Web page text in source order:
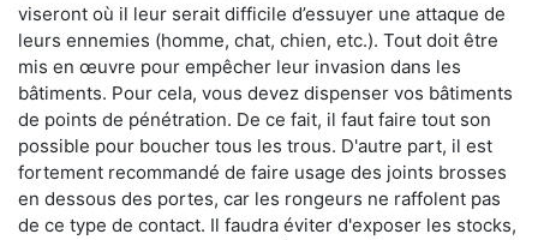
viseront où il leur serait difficile d’essuyer une attaque de
leurs ennemies (homme, chat, chien, etc.). Tout doit être
mis en œuvre pour empêcher leur invasion dans les
bâtiments. Pour cela, vous devez dispenser vos bâtiments
de points de pénétration. De ce fait, il faut faire tout son
possible pour boucher tous les trous. D'autre part, il est
fortement recommandé de faire usage des joints brosses
en dessous des portes, car les rongeurs ne raffolent pas
de ce type de contact. Il faudra éviter d'exposer les stocks,